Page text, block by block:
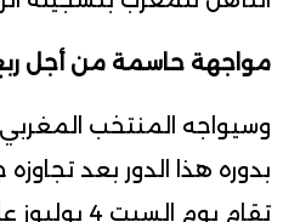
مواجهة حاسمة من أجل
وسيواجه المنتخب المغربي
بدوره هذا الدور بعد
تقام يوم